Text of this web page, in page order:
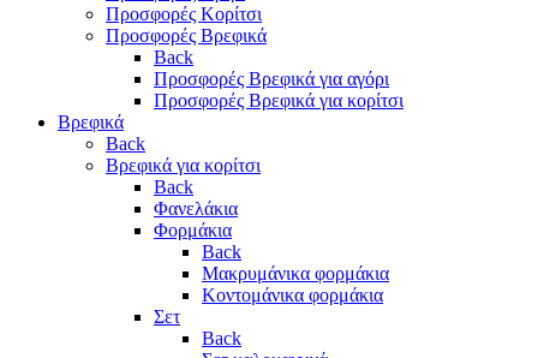
Προσφορές Κορίτσι
Προσφορές Βρεφικά
Back
Προσφορές Βρεφικά για αγόρι
Προσφορές Βρεφικά για κορίτσι
Βρεφικά
Back
Βρεφικά για κορίτσι
Back
Φανελάκια
Φορμάκια
Back
Μακρυμάνικα φορμάκια
Κοντομάνικα φορμάκια
Σετ
Back